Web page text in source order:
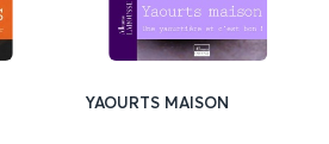
YAOURTS MAISON